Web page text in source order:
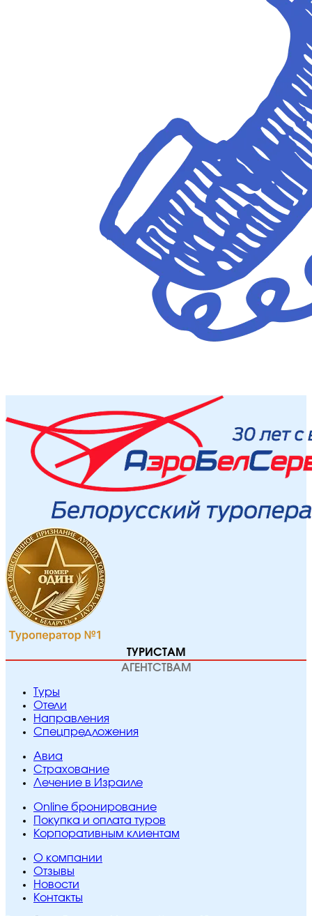
ТУРИСТАМ
АГЕНТСТВАМ
Туры
Отели
Направления
Спецпредложения
Авиа
Страхование
Лечение в Израиле
Online бронирование
Покупка и оплата туров
Корпоративным клиентам
O компании
Отзывы
Новости
Контакты